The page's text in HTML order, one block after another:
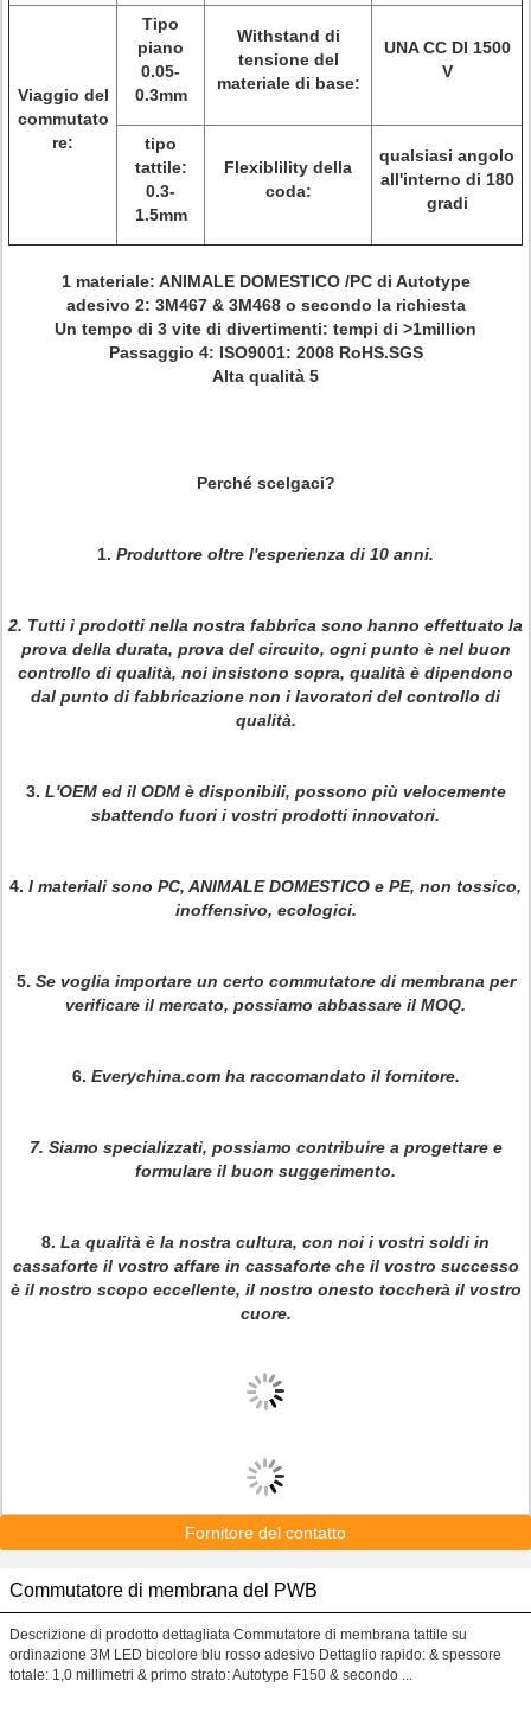
Viaggio del
commutato
re:
Tipo
piano
0.05-
0.3mm
Withstand di
tensione del
materiale di base:
UNA CC DI 1500
V
tipo
tattile:
0.3-
1.5mm
Flexiblility della
coda:
qualsiasi angolo
all'interno di 180
gradi
1 materiale: ANIMALE DOMESTICO /PC di Autotype
adesivo 2: 3M467 & 3M468 o secondo la richiesta
Un tempo di 3 vite di divertimenti: tempi di >1million
Passaggio 4: ISO9001: 2008 RoHS.SGS
Alta qualità 5
Perché scelgaci?
1. Produttore oltre l'esperienza di 10 anni.
2. Tutti i prodotti nella nostra fabbrica sono hanno effettuato la
prova della durata, prova del circuito, ogni punto è nel buon
controllo di qualità, noi insistono sopra, qualità è dipendono
dal punto di fabbricazione non i lavoratori del controllo di
qualità.
3. L'OEM ed il ODM è disponibili, possono più velocemente
sbattendo fuori i vostri prodotti innovatori.
4. I materiali sono PC, ANIMALE DOMESTICO e PE, non tossico,
inoffensivo, ecologici.
5. Se voglia importare un certo commutatore di membrana per
verificare il mercato, possiamo abbassare il MOQ.
6. Everychina.com ha raccomandato il fornitore.
7. Siamo specializzati, possiamo contribuire a progettare e
formulare il buon suggerimento.
8. La qualità è la nostra cultura, con noi i vostri soldi in
cassaforte il vostro affare in cassaforte che il vostro successo
è il nostro scopo eccellente, il nostro onesto toccherà il vostro
cuore.
Fornitore del contatto
Commutatore di membrana del PWB
Descrizione di prodotto dettagliata Commutatore di membrana tattile su
ordinazione 3M LED bicolore blu rosso adesivo Dettaglio rapido: & spessore
totale: 1,0 millimetri & primo strato: Autotype F150 & secondo ...